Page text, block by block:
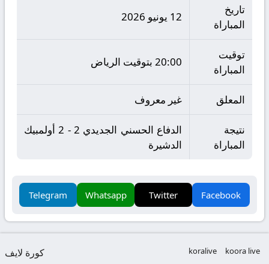
تاريخ
المباراة
12 يونيو 2026
توقيت
المباراة
20:00 بتوقيت الرياض
المعلق غير معروف
نتيجة
المباراة
الدفاع الحسني الجديدي 2 - 2 أولمبيك
الدشيرة
Facebook
Twitter
Whatsapp
Telegram
koora live
koralive كورة لايف